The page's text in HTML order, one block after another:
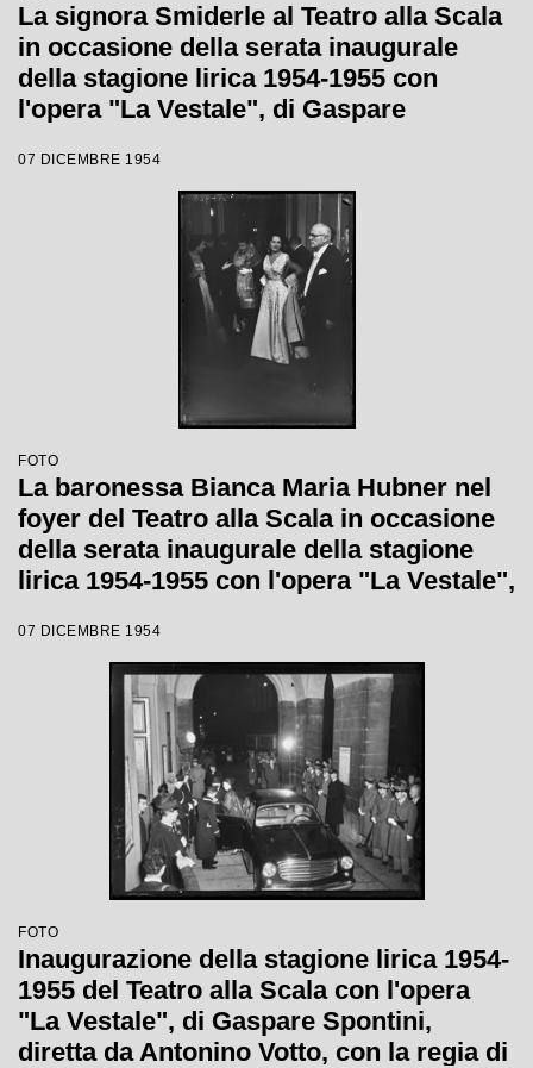
La signora Smiderle al Teatro alla Scala
in occasione della serata inaugurale
della stagione lirica 1954-1955 con
l'opera "La Vestale", di Gaspare
la regia di Luchino Visconti
07 DICEMBRE 1954
FOTO
La baronessa Bianca Maria Hubner nel
foyer del Teatro alla Scala in occasione
della serata inaugurale della stagione
lirica 1954-1955 con l'opera "La Vestale",
Votto, con la regia di Luchino Visconti
07 DICEMBRE 1954
FOTO
Inaugurazione della stagione lirica 1954-
1955 del Teatro alla Scala con l'opera
"La Vestale", di Gaspare Spontini,
diretta da Antonino Votto, con la regia di